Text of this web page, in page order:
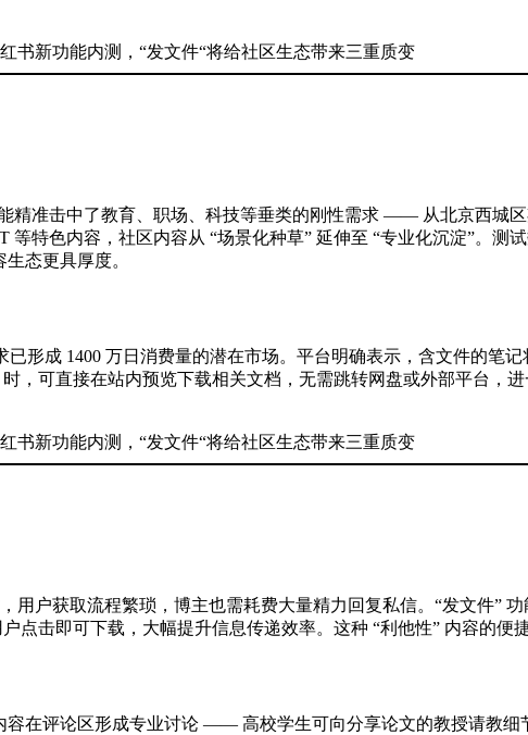
精准击中了教育、职场、科技等垂类的刚性需求 —— 从北京西城
特色内容，社区内容从 “场景化种草” 延伸至 “专业化沉淀”。测
态更具厚度。
形成 1400 万日消费量的潜在市场。平台明确表示，含文件的笔
，可直接在站内预览下载相关文档，无需跳转网盘或外部平台，
用户获取流程繁琐，博主也需耗费大量精力回复私信。“发文件”
点击即可下载，大幅提升信息传递效率。这种 “利他性” 内容的便
在评论区形成专业讨论 —— 高校学生可向分享论文的教授请教细